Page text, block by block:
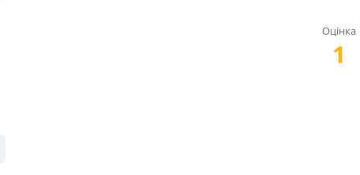
Оцінка
1